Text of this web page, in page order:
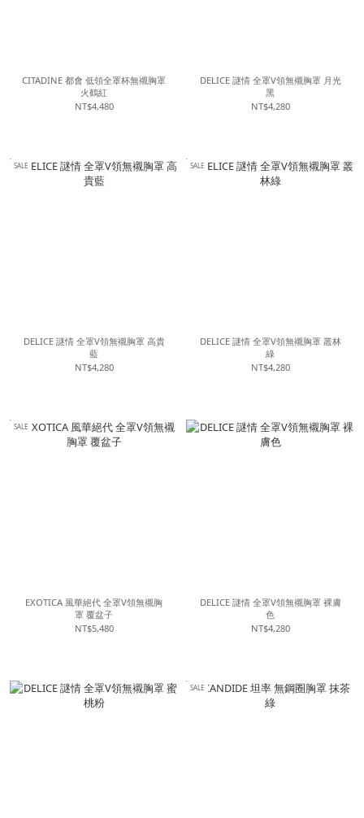
CITADINE 都會 低領全罩杯無襯胸罩
火鶴紅
NT$4,480
DELICE 謎情 全罩V領無襯胸罩 月光
黑
NT$4,280
SALE
DELICE 謎情 全罩V領無襯胸罩 高貴
藍
NT$4,280
SALE
DELICE 謎情 全罩V領無襯胸罩 叢林
綠
NT$4,280
SALE
EXOTICA 風華絕代 全罩V領無襯胸
罩 覆盆子
NT$5,480
DELICE 謎情 全罩V領無襯胸罩 裸膚
色
NT$4,280
SALE